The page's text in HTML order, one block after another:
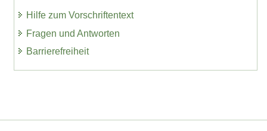
Hilfe zum Vorschriftentext
Fragen und Antworten
Barrierefreiheit